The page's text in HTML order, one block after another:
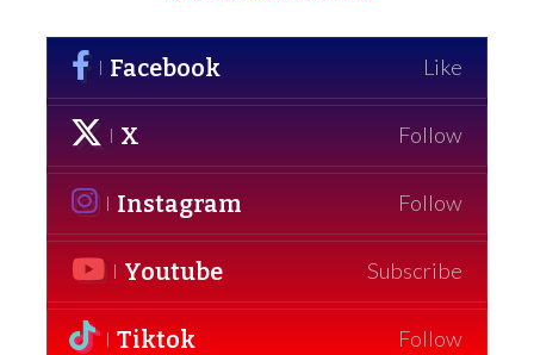
Facebook Like
X Follow
Instagram Follow
Youtube Subscribe
Tiktok Follow